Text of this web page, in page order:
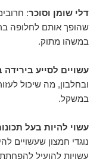
דלי שומן וסוכר:
שהופך אותם לחלופה
במשהו מתוק.
עשויים לסייע
ובחלבון, מה שיכול
במשקל.
עשוי להיות בעל
נוגדי חמצון שעשויים
עשויות להועיל